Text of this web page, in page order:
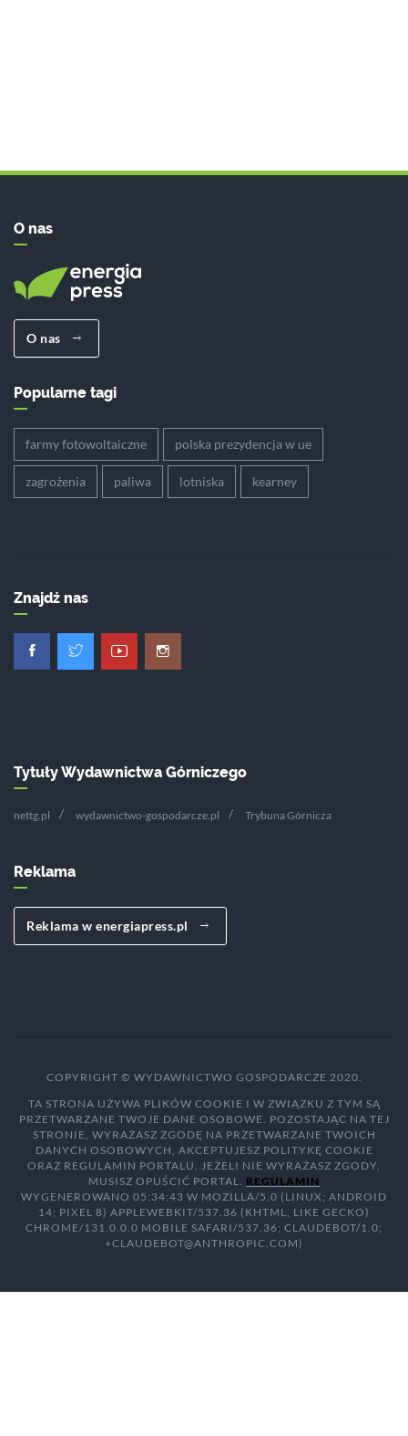
O nas
O nas
Popularne tagi
farmy fotowoltaiczne polska prezydencja w ue
zagrożenia paliwa lotniska kearney
Znajdź nas
Tytuły Wydawnictwa Górniczego
nettg.pl wydawnictwo-gospodarcze.pl Trybuna Górnicza
Reklama
Reklama w energiapress.pl
COPYRIGHT © WYDAWNICTWO GOSPODARCZE 2020.
TA STRONA UŻYWA PLIKÓW COOKIE I W ZWIĄZKU Z TYM SĄ
PRZETWARZANE TWOJE DANE OSOBOWE. POZOSTAJĄC NA TEJ
STRONIE, WYRAŻASZ ZGODĘ NA PRZETWARZANE TWOICH
DANYCH OSOBOWYCH, AKCEPTUJESZ POLITYKĘ COOKIE
ORAZ REGULAMIN PORTALU. JEŻELI NIE WYRAŻASZ ZGODY,
MUSISZ OPUŚCIĆ PORTAL. REGULAMIN
WYGENEROWANO 05:34:43 W MOZILLA/5.0 (LINUX; ANDROID
14; PIXEL 8) APPLEWEBKIT/537.36 (KHTML, LIKE GECKO)
CHROME/131.0.0.0 MOBILE SAFARI/537.36; CLAUDEBOT/1.0;
+CLAUDEBOT@ANTHROPIC.COM)